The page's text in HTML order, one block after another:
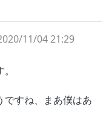
11/04 21:29
ですね、まあ僕はあ